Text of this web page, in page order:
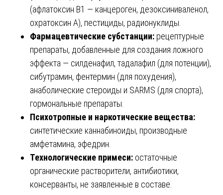
(афлатоксин B1 — канцероген, дезоксиниваленол,
охратоксин А), пестициды, радионуклиды.
Фармацевтические субстанции: рецептурные
препараты, добавленные для создания ложного
эффекта — силденафил, тадалафил (для потенции),
сибутрамин, фентермин (для похудения),
анаболические стероиды и SARMS (для спорта),
гормональные препараты.
Психотропные и наркотические вещества:
синтетические каннабиноиды, производные
амфетамина, эфедрин.
Технологические примеси: остаточные
органические растворители, антибиотики,
консерванты, не заявленные в составе.